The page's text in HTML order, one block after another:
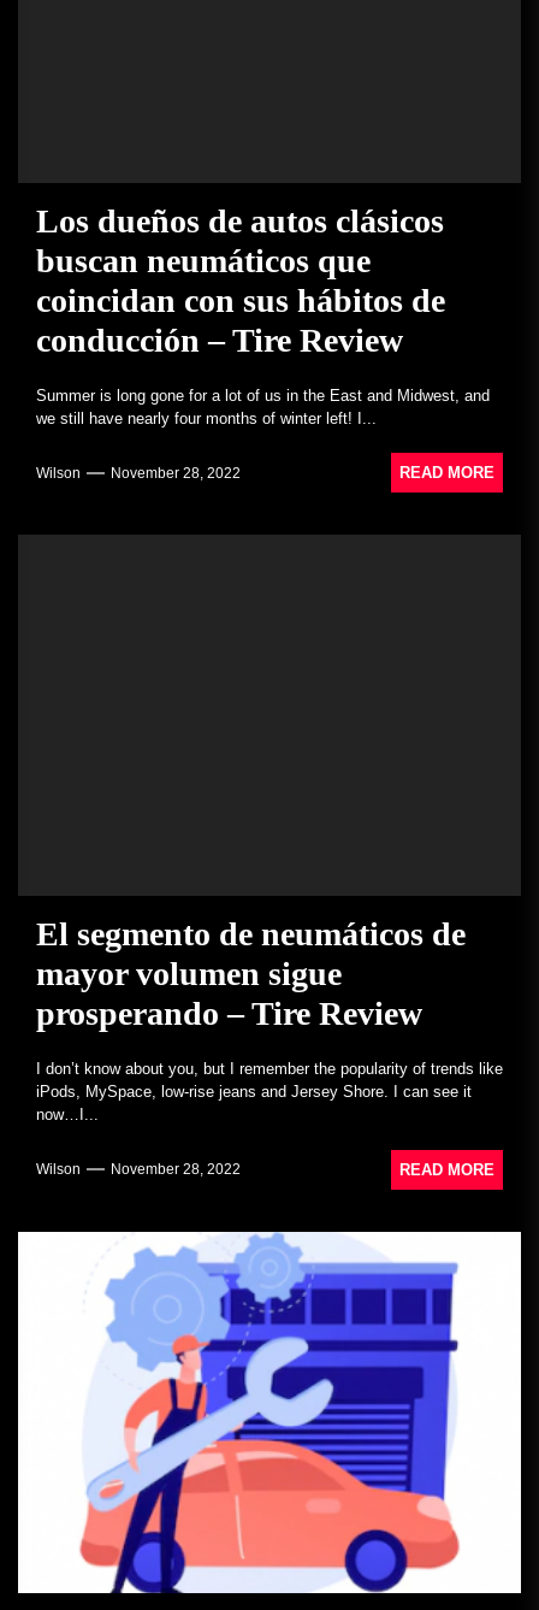
Los dueños de autos clásicos
buscan neumáticos que
coincidan con sus hábitos de
conducción – Tire Review
Summer is long gone for a lot of us in the East and Midwest, and
we still have nearly four months of winter left! I...
Wilson November 28, 2022 READ MORE
El segmento de neumáticos de
mayor volumen sigue
prosperando – Tire Review
I don’t know about you, but I remember the popularity of trends like
iPods, MySpace, low-rise jeans and Jersey Shore. I can see it
now…I...
Wilson November 28, 2022 READ MORE